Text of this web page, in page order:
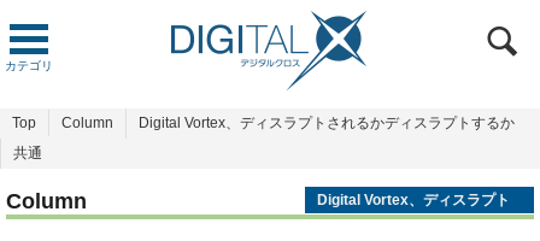
カテゴリ
Top Column
Digital Vortex、ディスラプトされるかディスラプトするか
共通
Column
Digital Vortex、ディスラプト
されるかディスラプトするか